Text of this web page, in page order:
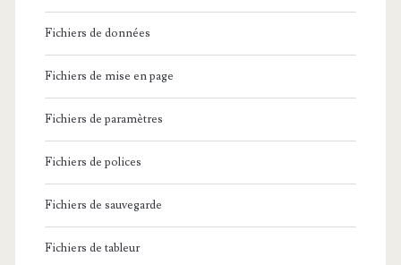
Fichiers de données
Fichiers de mise en page
Fichiers de paramètres
Fichiers de polices
Fichiers de sauvegarde
Fichiers de tableur